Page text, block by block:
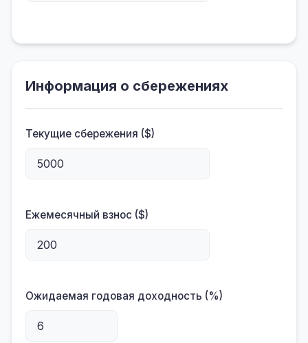
Информация о сбережениях
Текущие сбережения ($)
Ежемесячный взнос ($)
Ожидаемая годовая доходность (%)